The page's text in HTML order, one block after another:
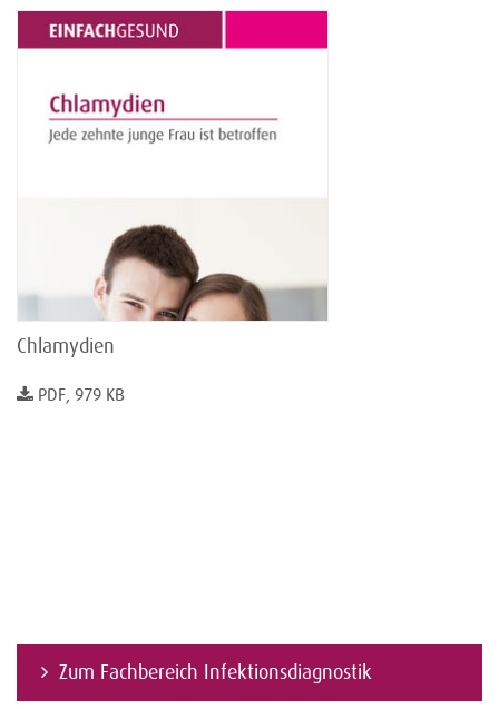
Chlamydien
PDF, 979 KB
Zum Fachbereich Infektionsdiagnostik